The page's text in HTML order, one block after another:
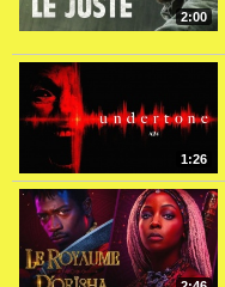
2:00
1:26